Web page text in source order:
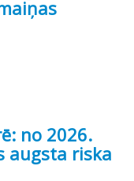
no 2026.
augsta riska